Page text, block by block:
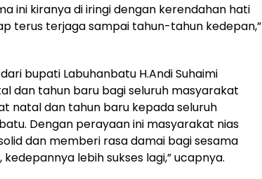
ini kiranya di iringi dengan kerendahan hati
terus terjaga sampai tahun-tahun kedepan,”
bupati Labuhanbatu H.Andi Suhaimi
dan tahun baru bagi seluruh masyarakat
natal dan tahun baru kepada seluruh
Dengan perayaan ini masyarakat nias
dan memberi rasa damai bagi sesama
lebih sukses lagi,” ucapnya.